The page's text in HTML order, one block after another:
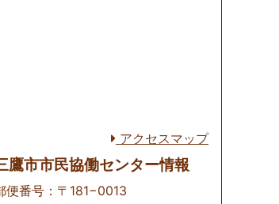
アクセスマップ
鷹市市民協働センター情報
便番号：〒181−0013